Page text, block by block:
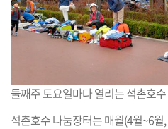
둘째주 토요일마다 열리는 석촌호
석촌호수 나눔장터는 매월(4월~6